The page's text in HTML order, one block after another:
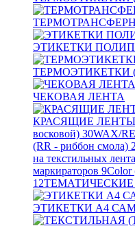
ЭТИКЕТКИ
ТЕРМОЭТИКЕТКИ
ЧЕКОВАЯ ЛЕНТА
КРАСЯЩИЕ
восковой) 30WAX/
(RR - риббон смола)
на текстильных
маркираторов 9Color
12
ЭТИКЕТКИ А4